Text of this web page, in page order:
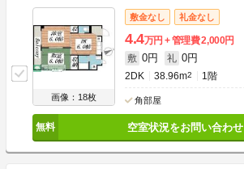
画像：18枚
敷金なし 礼金なし
4.4万円 管理費2,000円
敷 0円 礼 0円
2DK 38.96m2 1階
角部屋
空室状況をお問い合わせ